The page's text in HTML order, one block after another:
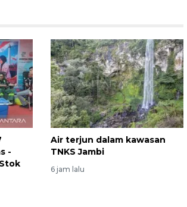
-
Air terjun dalam kawasan
TNKS Jambi
6 jam lalu
Layanan haji Indonesia
semakin memuaskan